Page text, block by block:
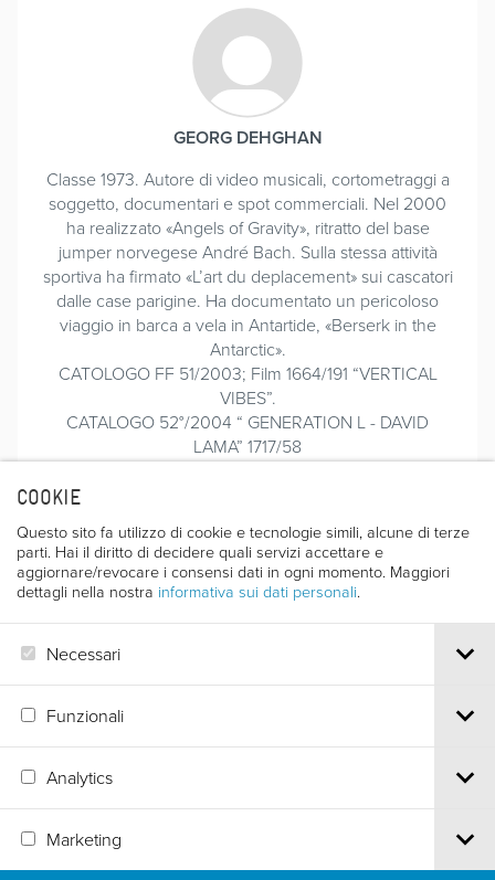
COOKIE
Questo sito fa utilizzo di cookie e tecnologie simili, alcune di terze
parti. Hai il diritto di decidere quali servizi accettare e
aggiornare/revocare i consensi dati in ogni momento. Maggiori
dettagli nella nostra informativa sui dati personali.
Necessari
Funzionali
Analytics
Marketing
GEORG DEHGHAN
Classe 1973. Autore di video musicali, cortometraggi a
soggetto, documentari e spot commerciali. Nel 2000
ha realizzato «Angels of Gravity», ritratto del base
jumper norvegese André Bach. Sulla stessa attività
sportiva ha firmato «L’art du deplacement» sui cascatori
dalle case parigine. Ha documentato un pericoloso
viaggio in barca a vela in Antartide, «Berserk in the
Antarctic».
CATOLOGO FF 51/2003; Film 1664/191 “VERTICAL
VIBES”.
CATALOGO 52°/2004 “ GENERATION L - DAVID
LAMA” 1717/58
Premi
Ed. 2003
Tel.+39 0461 986120